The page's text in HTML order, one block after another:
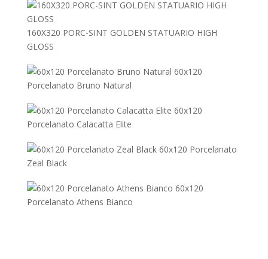
160X320 PORC-SINT GOLDEN STATUARIO HIGH
GLOSS
60x120
Porcelanato Bruno Natural
60x120
Porcelanato Calacatta Elite
60x120 Porcelanato
Zeal Black
60x120
Porcelanato Athens Bianco